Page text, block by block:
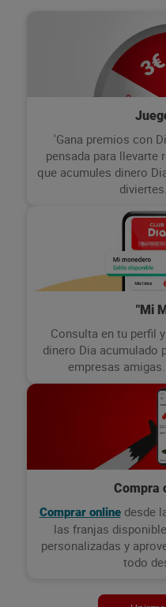
'Gana premios con
pensada para llevarte
que acumules dinero
diviertes.
"Mi
Consulta en tu perfil
dinero Dia acumulado
empresas amigas.
Compra
Comprar onlinedesde
las franjas
personalizadas y
todo